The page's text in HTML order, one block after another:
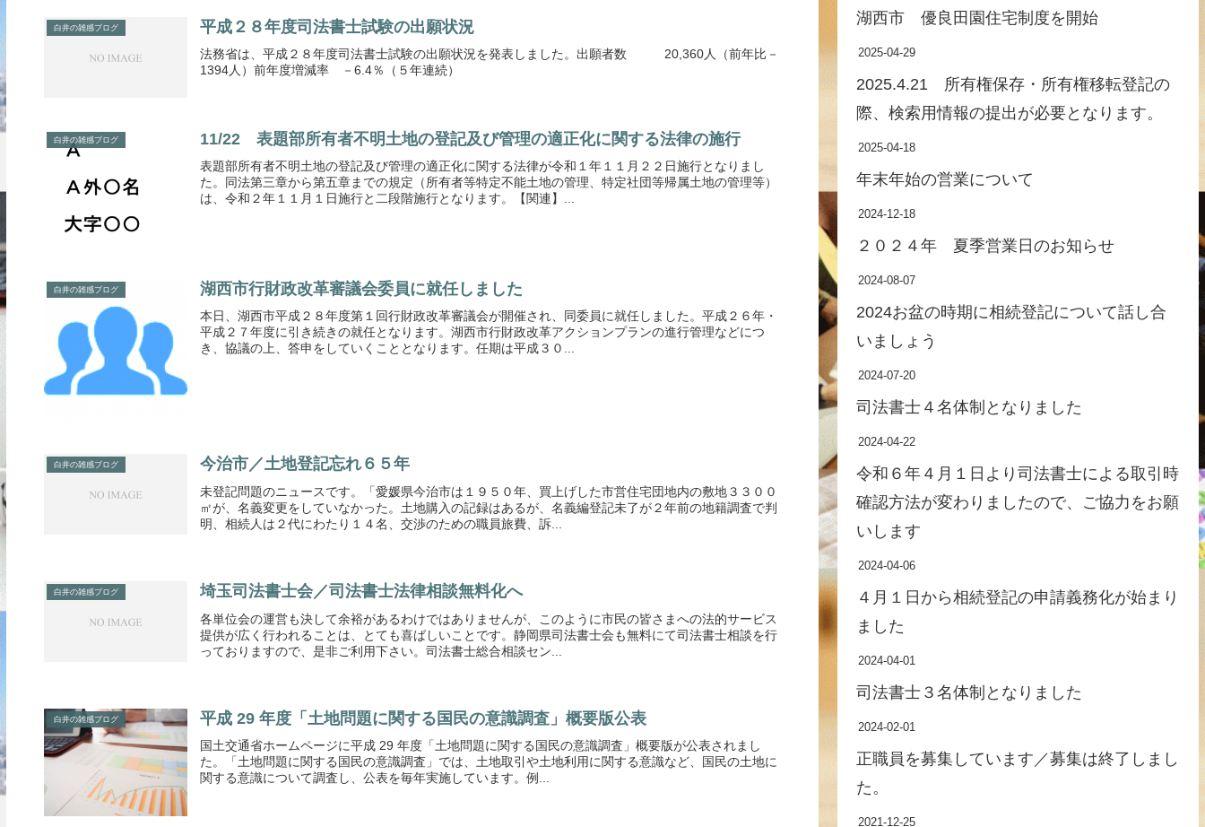
白井の雑感ブログ 平成２８年度司法書士試験の出願状況
法務省は、平成２８年度司法書士試験の出願状況を発表しました。出願者数 20,360人（前年比－
1394人）前年度増減率 －6.4％（５年連続）
白井の雑感ブログ 11/22 表題部所有者不明土地の登記及び管理の適正化に関する法律の施行
表題部所有者不明土地の登記及び管理の適正化に関する法律が令和１年１１月２２日施行となりまし
た。同法第三章から第五章までの規定（所有者等特定不能土地の管理、特定社団等帰属土地の管理等）
は、令和２年１１月１日施行と二段階施行となります。【関連】...
白井の雑感ブログ 湖西市行財政改革審議会委員に就任しました
本日、湖西市平成２８年度第１回行財政改革審議会が開催され、同委員に就任しました。平成２６年・
平成２７年度に引き続きの就任となります。湖西市行財政改革アクションプランの進行管理などにつ
き、協議の上、答申をしていくこととなります。任期は平成３０...
白井の雑感ブログ 今治市／土地登記忘れ６５年
未登記問題のニュースです。「愛媛県今治市は１９５０年、買上げした市営住宅団地内の敷地３３００
㎡が、名義変更をしていなかった。土地購入の記録はあるが、名義編登記未了が２年前の地籍調査で判
明、相続人は２代にわたり１４名、交渉のための職員旅費、訴...
白井の雑感ブログ 埼玉司法書士会／司法書士法律相談無料化へ
各単位会の運営も決して余裕があるわけではありませんが、このように市民の皆さまへの法的サービス
提供が広く行われることは、とても喜ばしいことです。静岡県司法書士会も無料にて司法書士相談を行
っておりますので、是非ご利用下さい。司法書士総合相談セン...
白井の雑感ブログ 平成 29 年度「土地問題に関する国民の意識調査」概要版公表
国土交通省ホームページに平成 29 年度「土地問題に関する国民の意識調査」概要版が公表されまし
た。「土地問題に関する国民の意識調査」では、土地取引や土地利用に関する意識など、国民の土地に
関する意識について調査し、公表を毎年実施しています。例...
湖西市 優良田園住宅制度を開始
2025-04-29
2025.4.21 所有権保存・所有権移転登記の
際、検索用情報の提出が必要となります。
2025-04-18
年末年始の営業について
2024-12-18
２０２４年 夏季営業日のお知らせ
2024-08-07
2024お盆の時期に相続登記について話し合
いましょう
2024-07-20
司法書士４名体制となりました
2024-04-22
令和６年４月１日より司法書士による取引時
確認方法が変わりましたので、ご協力をお願
いします
2024-04-06
４月１日から相続登記の申請義務化が始まり
ました
2024-04-01
司法書士３名体制となりました
2024-02-01
正職員を募集しています／募集は終了しまし
た。
2021-12-25